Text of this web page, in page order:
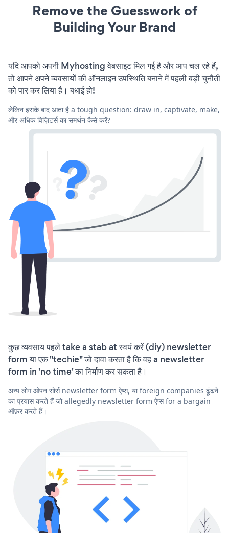
Remove the Guesswork of
Building Your Brand
यदि आपको अपनी Myhosting वेबसाइट मिल गई है और आप चल रहे हैं,
तो आपने अपने व्यवसायों की ऑनलाइन उपस्थिति बनाने में पहली बड़ी चुनौती
को पार कर लिया है। बधाई हो!
लेकिन इसके बाद आता है a tough question: draw in, captivate, make,
और अधिक विज़िटर्स का समर्थन कैसे करें?
कुछ व्यवसाय पहले take a stab at स्वयं करें (diy) newsletter
form या एक "techie" जो दावा करता है कि वह a newsletter
form in 'no time' का निर्माण कर सकता है।
अन्य लोग ओपन सोर्स newsletter form ऐप्स, या foreign companies ढूंढने
का प्रयास करते हैं जो allegedly newsletter form ऐप्स for a bargain
ऑफ़र करते हैं।